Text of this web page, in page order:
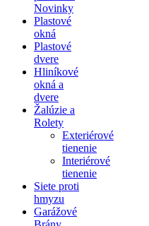
Novinky
Plastové
okná
Plastové
dvere
Hliníkové
okná a
dvere
Žalúzie a
Rolety
Exteriérové
tienenie
Interiérové
tienenie
Siete proti
hmyzu
Garážové